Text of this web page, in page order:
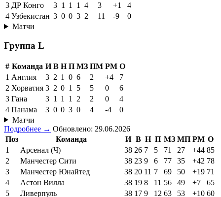
3 ДР Конго 3 1 1 1 4 3 +1
4
4 Узбекистан 3 0 0 3 2 11 -9
0
Матчи
Группа L
# Команда И В Н П МЗ ПМ РМ О
1 Англия 3 2 1 0 6 2 +4
7
2 Хорватия 3 2 0 1 5 5 0
6
3 Гана 3 1 1 1 2 2 0
4
4 Панама 3 0 0 3 0 4 -4
0
Матчи
Подробнее → Обновлено: 29.06.2026
Поз
Команда И В Н П МЗ МП РМ О
1
Арсенал (Ч) 38 26 7 5 71 27 +44 85
2
Манчестер Сити 38 23 9 6 77 35 +42 78
3
Манчестер Юнайтед 38 20 11 7 69 50 +19 71
4
Астон Вилла 38 19 8 11 56 49 +7
65
5
Ливерпуль 38 17 9 12 63 53 +10 60